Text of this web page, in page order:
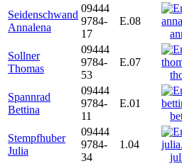
Seidenschwand
Annalena
09444
9784-
17
E.08
Sollner
Thomas
09444
9784-
53
E.07
Spannrad
Bettina
09444
9784-
11
E.01
Stempfhuber
Julia
09444
9784-
34
1.04